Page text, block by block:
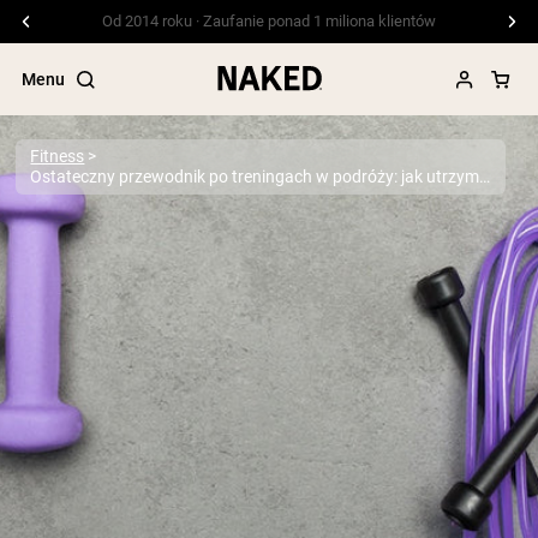
Darmowa wysyłka przy zamówieniach powyżej 99 USD
Menu
Popularne wyszukiwania
”Protein Powder“
”Overnight Oats“
”Vegan protein“
”Collagen“
”Micellar Casein“
ODŻYWKI BIAŁKOWE Bestsellery
Białko grochu
Odżywka Białkowa z Serwatki z mleka
krów karmionych trawą
Fitness
Ostateczny przewodnik po treningach w podróży: jak utrzymać formę i rutynę podczas podróżowania